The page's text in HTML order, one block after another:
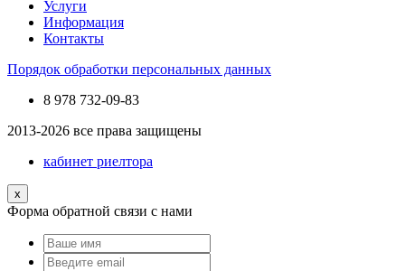
Услуги
Информация
Контакты
Порядок обработки персональных данных
8 978 732-09-83
2013-2026 все права защищены
кабинет риелтора
x
Форма обратной связи с нами